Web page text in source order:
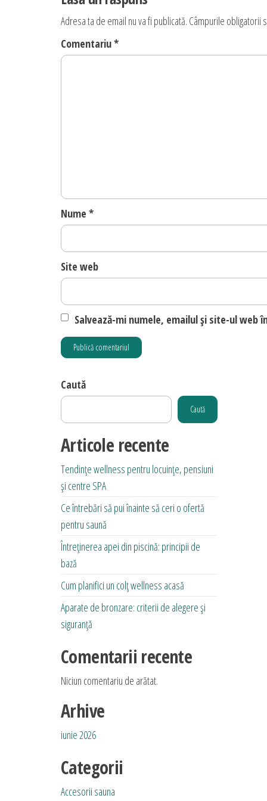
Adresa ta de email nu va fi publicată. Câmpurile obligatorii
Comentariu*
Nume *
Site web
Salvează-mi numele, emailul și site-ul web
Caută
Caută
Articole recente
Tendințe wellness pentru locuințe, pensiuni
și centre SPA
Ce întrebări să pui înainte să ceri o ofertă
pentru saună
Întreținerea apei din piscină: principii de
bază
Cum planifici un colț wellness acasă
Aparate de bronzare: criterii de alegere și
siguranță
Comentarii recente
Niciun comentariu de arătat.
Arhive
iunie 2026
Categorii
Accesorii sauna